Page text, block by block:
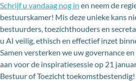
Schrijf u vandaag nog in en neem de
bestuurskamer! Mis deze unieke kans
bestuurders, toezichthouders en
u AI veilig, ethisch en effectief inzet
Samen versterken we uw governance
aan voor de inspiratiesessie op 21
Bestuur of Toezicht toekomstbestendig!